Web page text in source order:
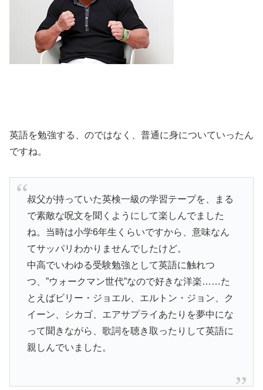
英語を勉強する、のではなく、普通に身についていったん
ですね。
叔父が持っていた英検一級の学習テープを、まる
で素敵な呪文を聞くようにして楽しんでました
ね。当時は小学6年生くらいですから、意味なん
てサッパリわかりませんでしたけど。
中高でいわゆる受験勉強として英語に触れつ
つ、”ウォークマン世代”なので好きな洋楽……た
とえばビリー・ジョエル、エルトン・ジョン、ク
イーン、シカゴ、エアサプライあたりを夢中にな
って聞きながら、歌詞を聴き取ったりして英語に
親しんでいました。